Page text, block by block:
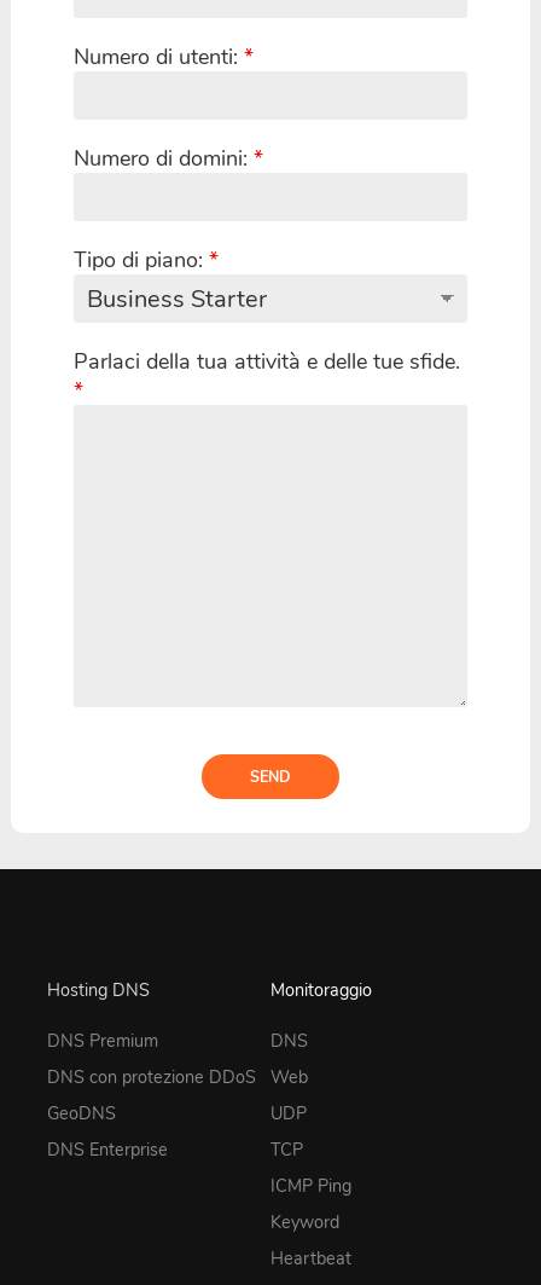
Numero di utenti: *
Numero di domini: *
Tipo di piano: *
Parlaci della tua attività e delle tue sfide.
*
SEND
Hosting DNS
DNS Premium
DNS con protezione DDoS
GeoDNS
DNS Enterprise
Monitoraggio
DNS
Web
UDP
TCP
ICMP Ping
Keyword
Heartbeat